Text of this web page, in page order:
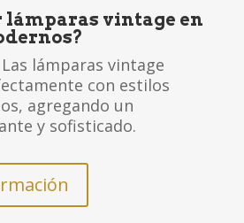
lámparas vintage en
lámparas vintage
con estilos
agregando un
y sofisticado.